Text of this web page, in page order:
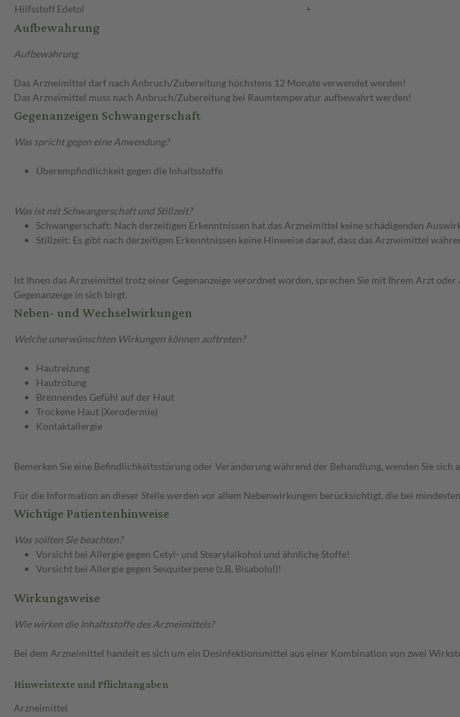
HilfsstoffEdetol +
Aufbewahrung
Aufbewahrung
Das Arzneimittel darf nach Anbruch/Zubereitung höchstens 12 Monate verwendet werden!
Das Arzneimittel muss nach Anbruch/Zubereitung bei Raumtemperatur aufbewahrt werden!
Gegenanzeigen Schwangerschaft
Was spricht gegen eine Anwendung?
Überempfindlichkeit gegen die Inhaltsstoffe
Was ist mit Schwangerschaft und Stillzeit?
Schwangerschaft: Nach derzeitigen Erkenntnissen hat das Arzneimittel keine schädigenden
Stillzeit: Es gibt nach derzeitigen Erkenntnissen keine Hinweise darauf, dass das Arzneimittel
Ist Ihnen das Arzneimittel trotz einer Gegenanzeige verordnet worden, sprechen Sie mit Ihrem Arzt
Gegenanzeige in sich birgt.
Neben- und Wechselwirkungen
Welche unerwünschten Wirkungen können auftreten?
Hautreizung
Hautrötung
Brennendes Gefühl auf der Haut
Trockene Haut (Xerodermie)
Kontaktallergie
Bemerken Sie eine Befindlichkeitsstörung oder Veränderung während der Behandlung, wenden Sie sich
Für die Information an dieser Stelle werden vor allem Nebenwirkungen berücksichtigt, die bei
Wichtige Patientenhinweise
Was sollten Sie beachten?
Vorsicht bei Allergie gegen Cetyl- und Stearylalkohol und ähnliche Stoffe!
Vorsicht bei Allergie gegen Sesquiterpene (z.B. Bisabolol)!
Wirkungsweise
Wie wirken die Inhaltsstoffe des Arzneimittels?
Bei dem Arzneimittel handelt es sich um ein Desinfektionsmittel aus einer Kombination von zwei
Hinweistexte und Pflichtangaben
Arzneimittel